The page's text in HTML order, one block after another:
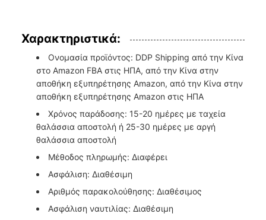
Χαρακτηριστικά:
Ονομασία προϊόντος: DDP Shipping από την Κίνα
στο Amazon FBA στις ΗΠΑ, από την Κίνα στην
αποθήκη εξυπηρέτησης Amazon, από την Κίνα στην
αποθήκη εξυπηρέτησης Amazon στις ΗΠΑ
Χρόνος παράδοσης: 15-20 ημέρες με ταχεία
θαλάσσια αποστολή ή 25-30 ημέρες με αργή
θαλάσσια αποστολή
Μέθοδος πληρωμής: Διαφέρει
Ασφάλιση: Διαθέσιμη
Αριθμός παρακολούθησης: Διαθέσιμος
Ασφάλιση ναυτιλίας: Διαθέσιμη